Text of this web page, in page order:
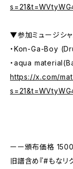
▼参加ミュージシャ
・Kon-Ga-Boy
・aqua
https://x.com/
ーー頒布価格
旧譜含め『#もな